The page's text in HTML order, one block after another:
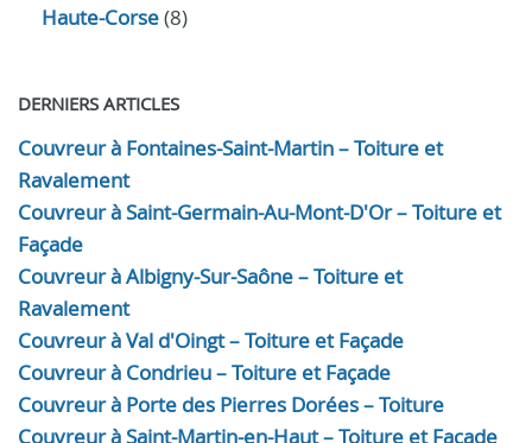
Haute-Corse(8)
DERNIERS ARTICLES
Couvreur à Fontaines-Saint-Martin – Toiture et
Ravalement
Couvreur à Saint-Germain-Au-Mont-D'Or – Toiture et
Façade
Couvreur à Albigny-Sur-Saône – Toiture et
Ravalement
Couvreur à Val d'Oingt – Toiture et Façade
Couvreur à Condrieu – Toiture et Façade
Couvreur à Porte des Pierres Dorées – Toiture
Couvreur à Saint-Martin-en-Haut – Toiture et Façade